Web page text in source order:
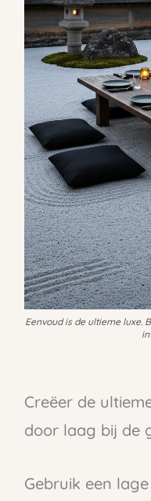
Eenvoud is de ultieme luxe.
Creëer de
door laag bij de
Gebruik een